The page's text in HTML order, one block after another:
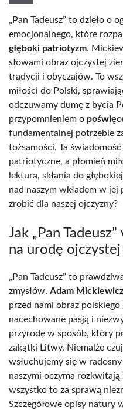
„Pan Tadeusz” to dzieło o
emocjonalnego, które
głęboki patriotyzm.
słowami obraz ojczystej
tradycji i obyczajów. To
miłości do Polski,
odczuwamy dumę z bycia
przypomnieniem o
fundamentalnej potrzebie
tożsamości. Ta
patriotyczne, a płomień
lekturą, skłania do
nad naszym wkładem w
zrobić dla naszej ojczyzny?
Jak „Pan
na urodę ojczystej
„Pan Tadeusz” to
zmysłów. Adam Mickiewicz
przed nami obraz polskiego
nacechowane pasją i
przyrodę w sposób, który
zakątki Litwy. Niemalże
wsłuchujemy się w
naszymi oczyma
wszystko to za sprawą
Szczegółowe opisy natury